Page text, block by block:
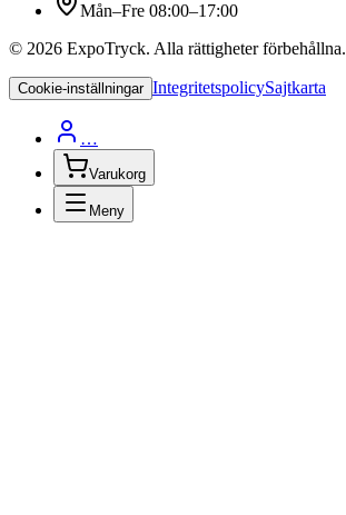
Mån–Fre 08:00–17:00
© 2026 ExpoTryck. Alla rättigheter förbehållna.
Cookie-inställningar IntegritetspolicySajtkarta
…
Varukorg
Meny